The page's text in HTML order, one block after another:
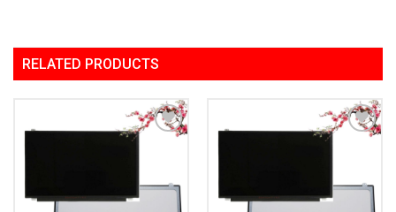
RELATED PRODUCTS